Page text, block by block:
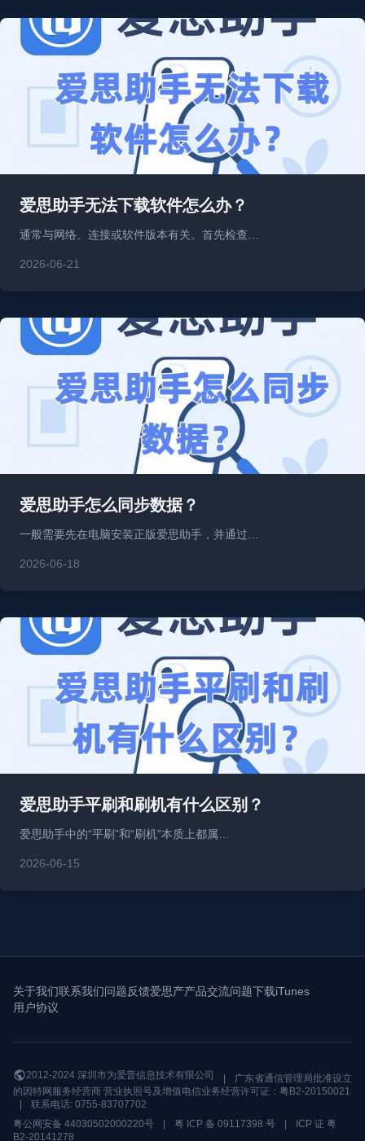
爱思助手无法下载软件怎么办？
通常与网络、连接或软件版本有关。首先检查…
2026-06-21
爱思助手怎么同步数据？
一般需要先在电脑安装正版爱思助手，并通过…
2026-06-18
爱思助手平刷和刷机有什么区别？
爱思助手中的“平刷”和“刷机”本质上都属…
2026-06-15
关于我们联系我们问题反馈爱思产产品交流问题下载iTunes
用户协议
2012-2024 深圳市为爱普信息技术有限公司 |
广东省通信管理局批准设立
的因特网服务经营商 营业执照号及增值电信业务经营许可证：粤B2-20150021
|
联系电话: 0755-83707702
粤公网安备 44030502000220号
| 粤 ICP 备 09117398 号 |
ICP 证 粤
B2-20141278